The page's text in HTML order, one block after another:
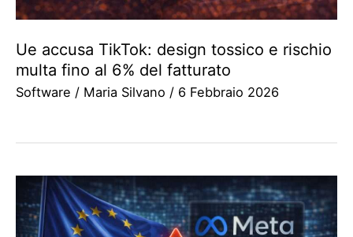
Ue accusa TikTok: design tossico e rischio
multa fino al 6% del fatturato
Software / Maria Silvano / 6 Febbraio 2026